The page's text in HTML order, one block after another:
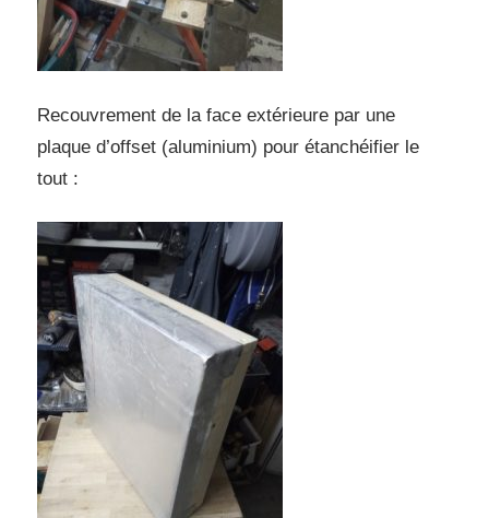
Recouvrement de la face extérieure par une
plaque d’offset (aluminium) pour étanchéifier le
tout :